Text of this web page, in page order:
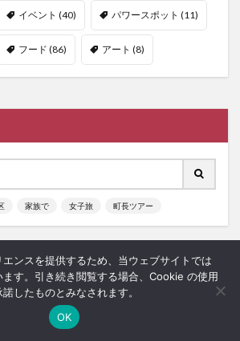
イベント (40) パワースポット (11)
フード (86) アート (8)
家族で 女子旅 町長ツアー
メニュー
ンスを提供するため、当ウェブサイトでは
す。引き続き閲覧する場合、Cookie の使用
諾したものとみなされます。
OK